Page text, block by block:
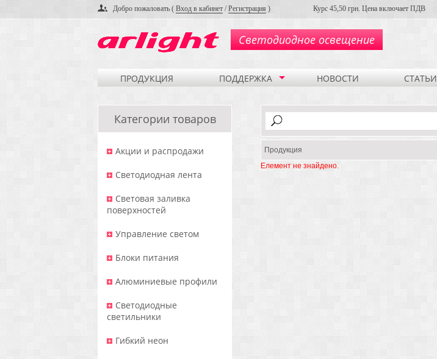
Добро пожаловать ( Вход в кабинет /Регистрация ) Курс 45,50 грн. Цена включает ПДВ
Светодиодное освещение
ПРОДУКЦИЯ ПОДДЕРЖКА НОВОСТИ СТАТЬИ
Категории товаров
Акции и распродажи
Светодиодная лента
Световая заливка
поверхностей
Управление светом
Блоки питания
Алюминиевые профили
Светодиодные
светильники
Гибкий неон
Продукция
Елемент не знайдено.